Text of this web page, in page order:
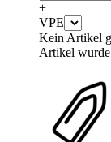
+
VPE
Kein Artikel
Artikel